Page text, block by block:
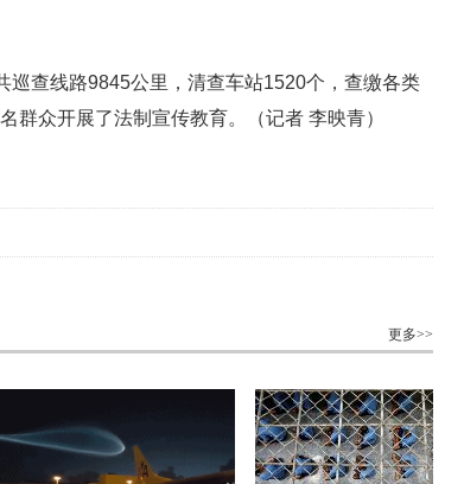
巡查线路9845公里，清查车站1520个，查缴各类
名群众开展了法制宣传教育。 （记者 李映青）
更多>>